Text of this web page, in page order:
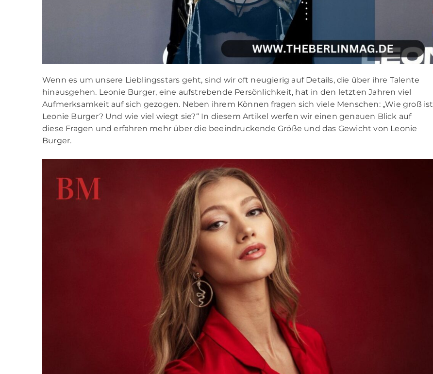
Wenn es um unsere Lieblingsstars geht, sind wir oft neugierig auf Details, die über ihre Talente
hinausgehen. Leonie Burger, eine aufstrebende Persönlichkeit, hat in den letzten Jahren viel
Aufmerksamkeit auf sich gezogen. Neben ihrem Können fragen sich viele Menschen: „Wie groß ist
Leonie Burger? Und wie viel wiegt sie?“ In diesem Artikel werfen wir einen genauen Blick auf
diese Fragen und erfahren mehr über die beeindruckende Größe und das Gewicht von Leonie
Burger.